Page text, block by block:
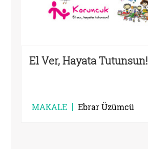
El Ver, Hayata Tutunsun!
MAKALE Ebrar Üzümcü